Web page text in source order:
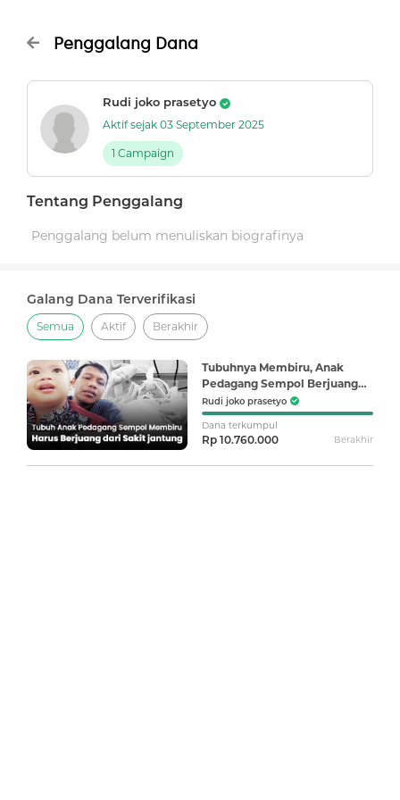
Penggalang Dana
Rudi joko prasetyo
Aktif sejak 03 September 2025
1 Campaign
Tentang Penggalang
Penggalang belum menuliskan biografinya
Galang Dana Terverifikasi
Semua Aktif Berakhir
Tubuhnya Membiru, Anak
Pedagang Sempol Berjuang
dari Sakit Jantung
Rudi joko prasetyo
Dana terkumpul
Rp 10.760.000 Berakhir